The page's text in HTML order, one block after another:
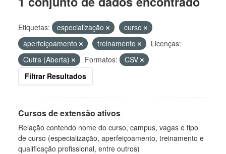
Etiquetas: especialização
curso
aperfeiçoamento
treinamento
Licenças:
Outra (Aberta)
Formatos:
CSV
Filtrar Resultados
Cursos de extensão ativos
Relação contendo nome do curso, campus, vagas e tipo
de curso (especialização, aperfeiçoamento, treinamento e
qualificação profissional, entre outros)